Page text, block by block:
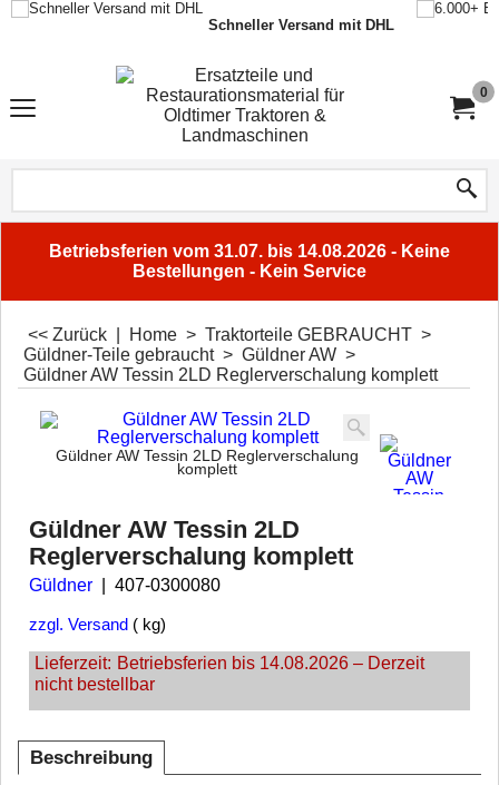
Schneller Versand mit DHL
0
Betriebsferien vom 31.07. bis 14.08.2026 - Keine
Bestellungen - Kein Service
<< Zurück Home > Traktorteile GEBRAUCHT >
Güldner-Teile gebraucht> Güldner AW >
Güldner AW Tessin 2LD Reglerverschalung komplett
Güldner AW Tessin 2LD Reglerverschalung
komplett
Güldner AW Tessin 2LD
Reglerverschalung komplett
Güldner 407-0300080
zzgl. Versand kg
Lieferzeit: Betriebsferien bis 14.08.2026 – Derzeit
nicht bestellbar
Beschreibung